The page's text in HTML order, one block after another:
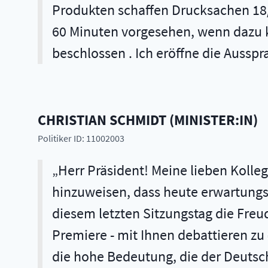
Produkten schaffen Drucksachen
60 Minuten vorgesehen, wenn
beschlossen . Ich eröffne die
CHRISTIAN SCHMIDT(MINISTER:IN)
Politiker ID: 11002003
Herr Präsident! Meine lieben Kolleginnen und Kollegen! Herr Präsident, Sie hatten die Freundlichkeit, darauf hinzuweisen, dass heute erwartungsgemäß der letzte Sitzungstag im zu Ende gehenden Jahr 2016 ist . Ich habe an diesem letzten Sitzungstag die Freude, den ersten Ernährungspolitischen Bericht der Bundesregierung - das ist eine Premiere - mit Ihnen debattieren zu dürfen . Die parlamentarische Beratung dieses Berichts zur Kernzeit unterstreicht die hohe Bedeutung, die der Deutsche Bundestag diesem Politikfeld zumisst . Das ist richtig so . Die Bürgerinnen und Bürger, die gefragt werden, welches politische Thema sie in ihrem Alltag am meisten berührt, nennen nicht das, was sich bei den Nachrichtensendungen ab und an bei den Tagesmeldungen zwischen Platz eins und drei findet. Nein, sie nennen Ernährung und gesunde, sichere Lebensmittel, so eine Umfrage des Allensbacher Instituts . Eine wachsende Gruppe von Verbrauchern definiert sich sogar über den Ernährungsstil . Mitunter hat man sogar den Eindruck, Ernährung sei für manche Menschen eine Art Ersatzreligion . Zumindest ist die Ernährung eine höchstpersönliche Angelegenheit, die deswegen auch nicht vollständig von der Politik besetzt werden darf . Hier haben ja manche ihre Erfahrungen mit der Vorstellung gemacht, man könne in die Details hinein regeln . Hier ist keine Verbotspolitik, keine Bevormundungspolitik gefragt . ({0}) - Sie müssen sich das leider anhören . Die Kamellen sind an sich gut, jedenfalls die, die lebensmittelrechtlich geprüft sind . ({1}) Ob das bei den Grünen immer der Fall ist, ist die Frage . Aber es ist interessant, dass man sofort weiß, worum es geht: Der Kollege wollte daran erinnern, dass er mal in der Veggieday-Abteilung mit dabei gewesen ist, ({2}) sich aber offensichtlich eines Besseren hat belehren lassen . Die Schlussfolgerung, die wir daraus ziehen, lieber Kollege, ist doch, dass dies ein Bereich ist, in dem der Mensch sagt: Stopp, Staat, hier bist du nicht der, der mir bis auf den Teller vorschreibt, was ich zu essen und zu tun habe . - Wir sind nicht diejenigen, die wissen, was gut und böse ist; ({3}) ich sage das in aller Deutlichkeit . Hier ist Politik im modernen Gewand gefragt . Dazu lade ich Sie ein: keine Bevormundungspolitik, aber Politik, die die staatliche Aufgabe der Gewährleistung der Sicherheit wahrnimmt . In dieser Diskussion kommt viel zu kurz, dass die Lebensmittelsicherheit - das geht aus unseren Berichten hervor - so hoch und so gut ist wie noch nie . ({4}) Durch die Schaffung von Transparenz und durch Hinweise zu einer gesunden Ernährung müssen wir allerdings darüber hinaus anregen und fördern . Wir müssen den Respekt vor der Entscheidung des Einzelnen damit verbinden, dass der Einzelne ein Rüstzeug dafür bekommt, eigene qualitative Entscheidungen zu treffen. Liebe Kolleginnen und Kollegen, vor diesem Hintergrund lege ich Ihnen den Ernährungspolitischen Bericht gerne vor . Er stellt dar, welche Maßnahmen wir in dieser Wahlperiode mit welchen Zielsetzungen und in welchen Bereichen der Ernährung und des gesundheitlichen Verbraucherschutzes ergriffen haben und was noch bevorsteht, was vor allem europarechtlich